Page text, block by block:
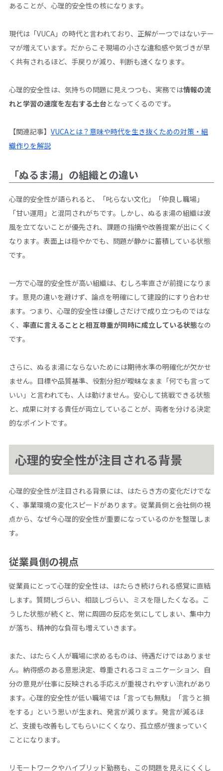
あることが、心理的安全性の核になります。
現代は「VUCA」の時代と言われており、正解が一つではないテー
マが増えています。だからこそ現場の小さな違和感や気づきが早
く共有されるほど、手戻りが減り、判断も速くなります。
心理的安全性は、気持ちの問題に見えつつも、実務では情報の流
れと学習の速度を左右する土台となってくるのです。
【関連記事】 VUCAとは？意味や時代を生き抜くための対策・組
織作りを解説
「ぬるま湯」の組織との違い
心理的安全性が語られると、「叱らない文化」「仲良し職場」
「甘い運用」と混同されがちです。しかし、ぬるま湯の組織は波
風を立てないことが優先され、課題の指摘や改善提案が出にくく
なります。表面上は穏やかでも、問題が静かに蓄積している状態
です。
一方で心理的安全性が高い組織は、むしろ率直さが前提になりま
す。意見の違いを避けず、論点を明確にして建設的にすり合わせ
ます。つまり、心理的安全性は優しさだけで成り立つものではな
く、 率直に言えることと相互尊重が同時に成立している状態なの
です。
さらに、ぬるま湯にならないためには期待水準の明確化が欠かせ
ません。目標や品質基準、役割分担が曖昧なまま「何でも言って
いい」と言われても、人は動けません。安心して挑戦できる状態
と、成果に対する責任が両立していることが、両者を分ける決定
的なポイントです。
心理的安全性が注目される背景
心理的安全性が注目される背景には、はたらき方の変化だけでな
く、事業環境の変化スピードがあります。従業員側と会社側の視
点から、なぜ今心理的安全性が重要になっているのかを整理しま
す。
従業員側の視点
従業員にとって心理的安全性は、はたらき続けられる感覚に直結
します。質問しづらい、相談しづらい、ミスを隠したくなる。こ
うした状態が続くと、常に周囲の反応を気にしてしまい、集中力
が落ち、精神的な負荷も増えていきます。
また、はたらく人が職場に求めるものは、待遇だけではありませ
ん。納得感のある意思決定、尊重されるコミュニケーション、自
分の意見が仕事に反映される手応えが重視されやすい流れがあり
ます。心理的安全性が低い職場では「言っても無駄」「言うと損
をする」という思いが生まれ、発言が減ります。発言が減るほ
ど、支援も改善もしてもらいにくくなり、孤立感が強まっていく
ことになります。
リモートワークやハイブリッド勤務も、この問題を見えにくくし